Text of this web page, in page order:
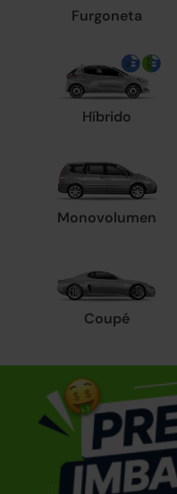
Furgoneta
Híbrido
Monovolumen
Coupé